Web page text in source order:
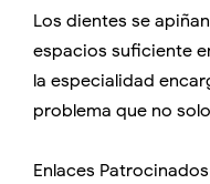
Los dientes se
espacios suficiente
la especialidad
problema que no
Enlaces Patrocinados